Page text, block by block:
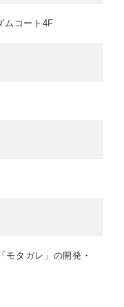
ムコート4F
モタガレ」の開発・